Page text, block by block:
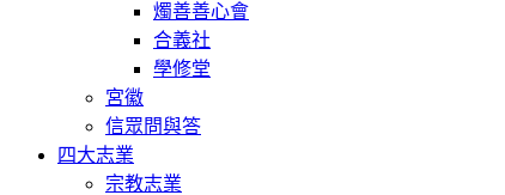
燭善善心會
合義社
學修堂
宮徽
信眾問與答
四大志業
宗教志業